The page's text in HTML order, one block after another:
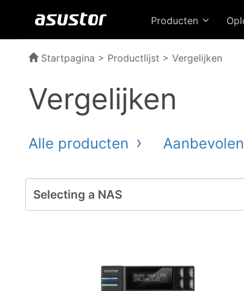
Producten
Startpagina > Productlijst > Vergelijken
Vergelijken
Alle producten